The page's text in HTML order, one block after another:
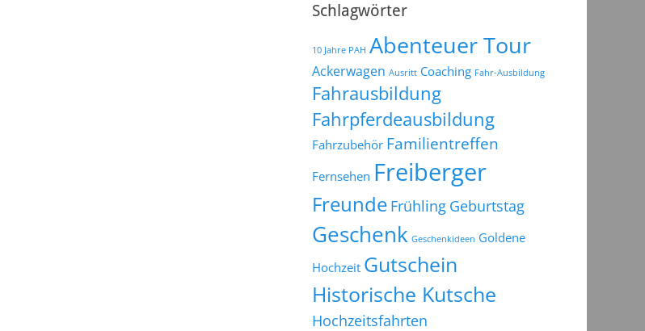
Schlagwörter
10 Jahre PAH Abenteuer Tour
Ackerwagen Ausritt Coaching Fahr-Ausbildung
Fahrausbildung
Fahrpferdeausbildung
Fahrzubehör Familientreffen
Fernsehen Freiberger
Freunde Frühling Geburtstag
Geschenk Geschenkideen Goldene
Hochzeit Gutschein
Historische Kutsche
Hochzeitsfahrten